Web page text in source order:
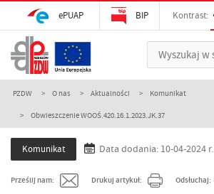
ePUAP BIP Kontrast:
PZDW O nas Aktualności Komunikat
Obwieszczenie WOOŚ.420.16.1.2023.JK.37
Komunikat Data dodania: 10-04-2024 r.
Prześlij nam: Drukuj artykuł: Odsłuchaj: